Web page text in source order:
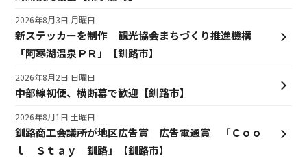
新ステッカーを制作 観光協会まちづくり推進機構
「阿寒湖温泉ＰＲ」【釧路市】
2026年8月3日 月曜日
中部線初便、横断幕で歓迎【釧路市】
2026年8月2日 日曜日
釧路商工会議所が地区広告賞 広告電通賞 「Ｃｏｏ
ｌ Ｓｔａｙ 釧路」【釧路市】
2026年8月1日 土曜日